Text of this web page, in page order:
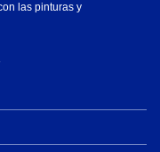
las pinturas y